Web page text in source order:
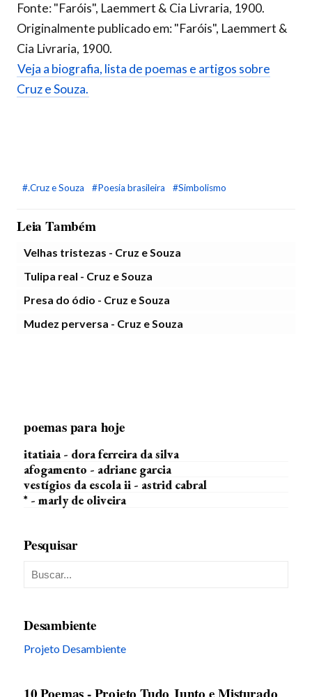
Fonte: "Faróis", Laemmert & Cia Livraria, 1900.
Originalmente publicado em: "Faróis", Laemmert &
Cia Livraria, 1900.
Veja a biografia, lista de poemas e artigos sobre
Cruz e Souza.
#.Cruz e Souza #Poesia brasileira #Simbolismo
Leia Também
Velhas tristezas - Cruz e Souza
Tulipa real - Cruz e Souza
Presa do ódio - Cruz e Souza
Mudez perversa - Cruz e Souza
poemas para hoje
itatiaia - dora ferreira da silva
afogamento - adriane garcia
vestígios da escola ii - astrid cabral
* - marly de oliveira
Pesquisar
Desambiente
Projeto Desambiente